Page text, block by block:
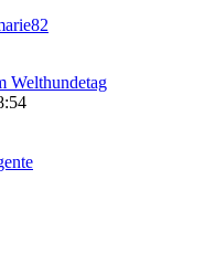
Welthundetag